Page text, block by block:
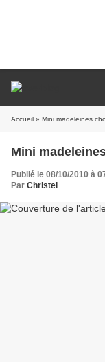
Accueil » Mini madeleines
Mini
Publié le 08/10/2010 à
Par Christel